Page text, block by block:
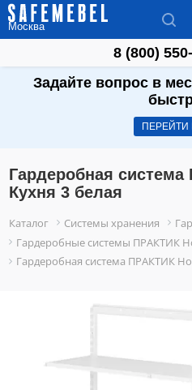
Москва
8 (800)
Задайте вопрос в
ПЕРЕЙТИ
Гардеробная
Кухня 3 белая
Каталог Системы хранения
Гардеробные системы ПРАКТИК
Гардеробная система ПРАКТИК